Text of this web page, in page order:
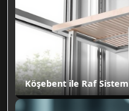
Köşebent ile Raf